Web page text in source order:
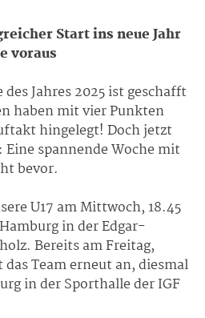
Start ins neue Jahr
voraus
Jahres 2025 ist geschafft
haben mit vier Punkten
hingelegt! Doch jetzt
spannende Woche mit
bevor.
U17 am Mittwoch, 18.45
in der Edgar-
Bereits am Freitag,
Team erneut an, diesmal
in der Sporthalle der IGF